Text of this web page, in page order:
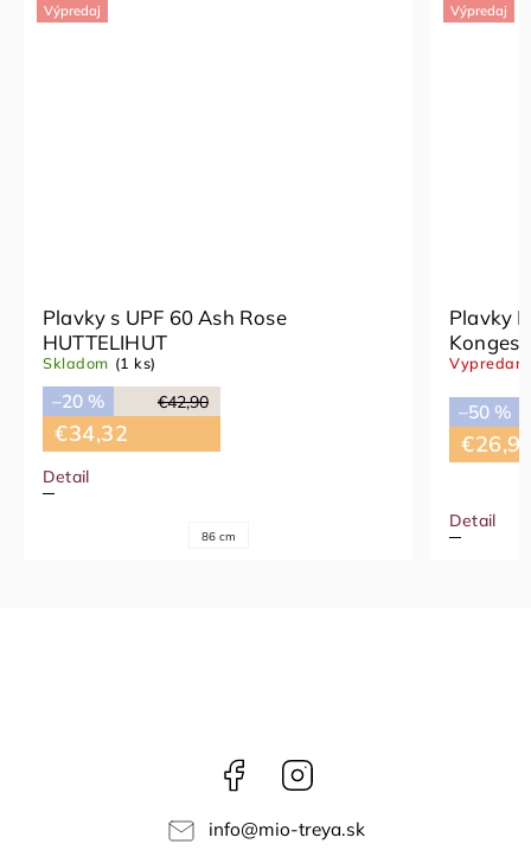
Výpredaj
Plavky s UPF 60 Ash Rose
HUTTELIHUT
Skladom (1 ks)
€42,90
–20 %
€34,32
Detail
86 cm
Výpredaj
Plavky
Konges
–50 %
Detail
Facebook
info@mio-treya.sk